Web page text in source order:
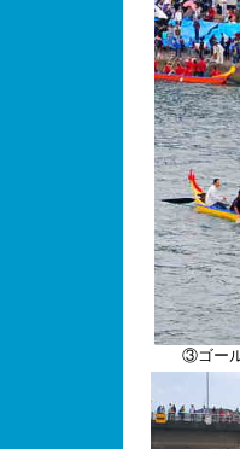
③ゴー